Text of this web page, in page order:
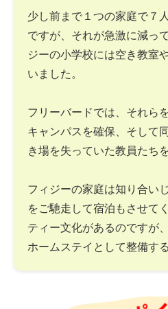
少し前まで１つの家庭で７
ですが、それが急激に減っ
ジーの小学校には空き教室
いました。
フリーバードでは、それら
キャンパスを確保、そして
き場を失っていた教員たち
フィジーの家庭は知り合い
をご馳走して宿泊もさせて
ティー文化があるのですが
ホームステイとして整備す